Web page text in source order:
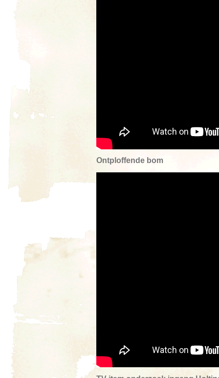
Ontploffende bom